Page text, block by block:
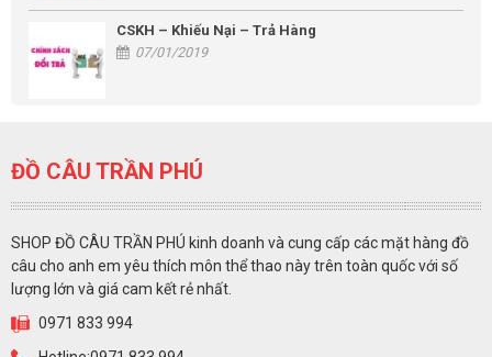
CSKH – Khiếu Nại – Trả Hàng
07/01/2019
ĐỒ CÂU TRẦN PHÚ
SHOP ĐỒ CÂU TRẦN PHÚ kinh doanh và cung cấp các mặt hàng đồ
câu cho anh em yêu thích môn thể thao này trên toàn quốc với số
lượng lớn và giá cam kết rẻ nhất.
0971 833 994